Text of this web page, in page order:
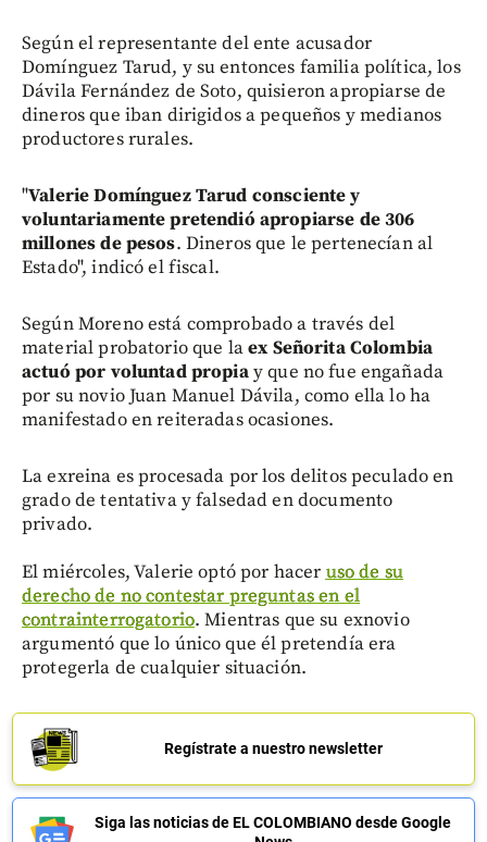
Según el representante del ente acusador
Domínguez Tarud, y su entonces familia política, los
Dávila Fernández de Soto, quisieron apropiarse de
dineros que iban dirigidos a pequeños y medianos
productores rurales.
"Valerie Domínguez Tarud consciente y
voluntariamente pretendió apropiarse de 306
millones de pesos. Dineros que le pertenecían al
Estado", indicó el fiscal.
Según Moreno está comprobado a través del
material probatorio que laex Señorita Colombia
actuó por voluntad propiay que no fue engañada
por su novio Juan Manuel Dávila, como ella lo ha
manifestado en reiteradas ocasiones.
La exreina es procesada por los delitos peculado en
grado de tentativa y falsedad en documento
privado.
El miércoles, Valerie optó por hacer uso de su
derecho de no contestar preguntas en el
contrainterrogatorio. Mientras que su exnovio
argumentó que lo único que él pretendía era
protegerla de cualquier situación.
Regístrate a nuestro newsletter
Siga las noticias de EL COLOMBIANO desde Google